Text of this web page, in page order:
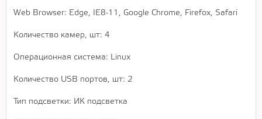
Web Browser: Edge, IE8-11, Google Chrome, Firefox, Safari
Количество камер, шт: 4
Операционная система: Linux
Количество USB портов, шт: 2
Тип подсветки: ИК подсветка